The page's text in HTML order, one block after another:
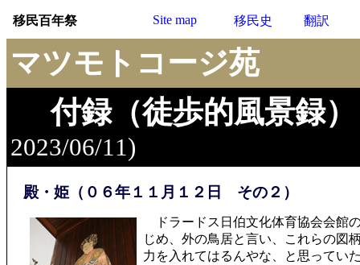
移民百年祭 Site map 移民史 翻訳
マツモトコージ苑
付録（徒歩的風景録）
2023/06/11)
殿・姫（０６年１１月１２日 その２）
ドラードス日伯文化体育協会会館
じめ、外の鳥居と言い、これらの図
力を入れてはるんやな、と思ってい